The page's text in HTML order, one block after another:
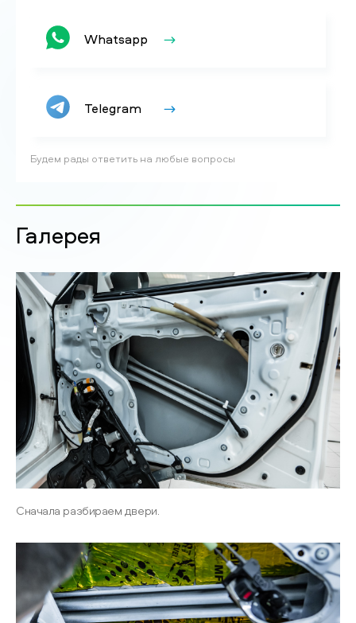
Whatsapp
Telegram
Будем рады ответить на любые вопросы
Галерея
Сначала разбираем двери.